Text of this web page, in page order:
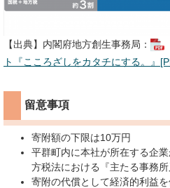
【出典】内閣府地方創生事務局：
ト『こころざしをカタチにする。』
留意事項
寄附額の下限は10万円​
平群町内に本社が所在する企
方税法における『主たる事務所
寄附の代償として経済的利益